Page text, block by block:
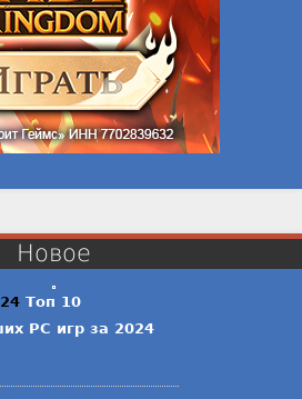
Новое
Топ 10
PC игр за 2024